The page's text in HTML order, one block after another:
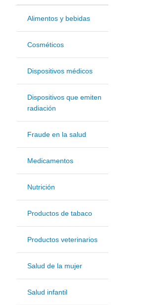
Alimentos y bebidas
Cosméticos
Dispositivos médicos
Dispositivos que emiten
radiación
Fraude en la salud
Medicamentos
Nutrición
Productos de tabaco
Productos veterinarios
Salud de la mujer
Salud infantil